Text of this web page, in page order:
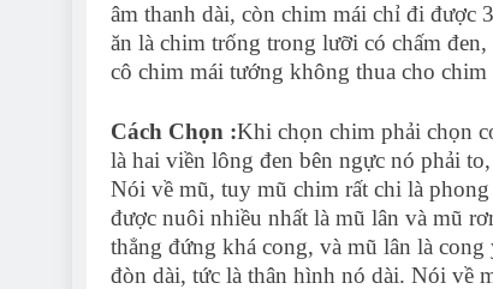
âm thanh dài, còn chim mái chỉ đi được
ăn là chim trống trong lưỡi có chấm
cô chim mái tướng không thua cho
Cách Chọn :Khi chọn chim phải chọn
là hai viền lông đen bên ngực nó phải
Nói về mũ, tuy mũ chim rất chi là
được nuôi nhiều nhất là mũ lân và mũ
thẳng đứng khá cong, và mũ lân là
đòn dài, tức là thân hình nó dài. Nói về